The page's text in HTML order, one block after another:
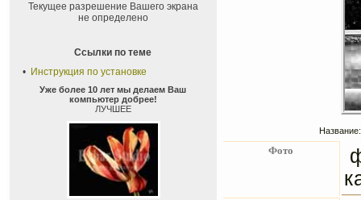
Текущее разрешение Вашего экрана
не определено
Ссылки по теме
• Инструкция по установке
Уже более 10 лет мы делаем Ваш
компьютер добрее!
ЛУЧШЕЕ
Фото